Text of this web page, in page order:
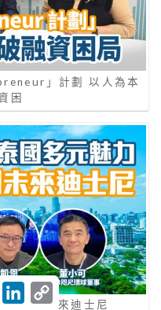
」計劃 以人為本
困
夜市到未來迪士尼
M
e
L
C
o